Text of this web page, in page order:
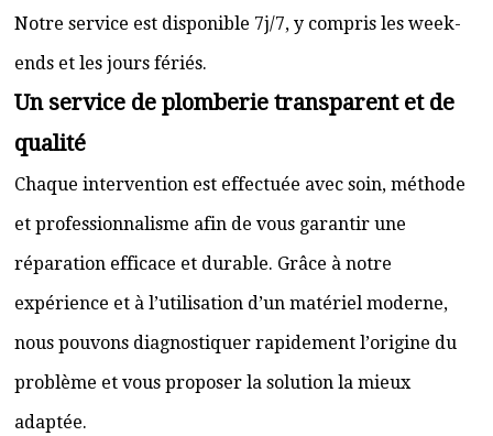
Notre service est disponible 7j/7, y compris les week-
ends et les jours fériés.
Un service de plomberie transparent et de
qualité
Chaque intervention est effectuée avec soin, méthode
et professionnalisme afin de vous garantir une
réparation efficace et durable. Grâce à notre
expérience et à l’utilisation d’un matériel moderne,
nous pouvons diagnostiquer rapidement l’origine du
problème et vous proposer la solution la mieux
adaptée.